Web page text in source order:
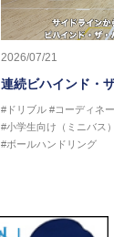
2026/07/21
連続ビハインド・ザ・
#ドリブル #コーディネーシ
#小学生向け（ミニバス）
#ボールハンドリング